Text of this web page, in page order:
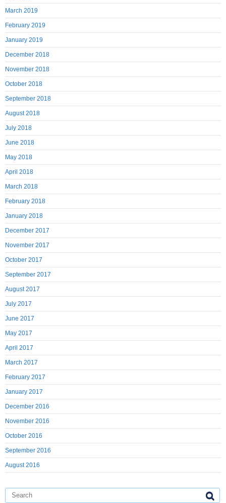
March 2019
February 2019
January 2019
December 2018
November 2018
October 2018
September 2018
August 2018
July 2018
June 2018
May 2018
April 2018
March 2018
February 2018
January 2018
December 2017
November 2017
October 2017
September 2017
August 2017
July 2017
June 2017
May 2017
April 2017
March 2017
February 2017
January 2017
December 2016
November 2016
October 2016
September 2016
August 2016